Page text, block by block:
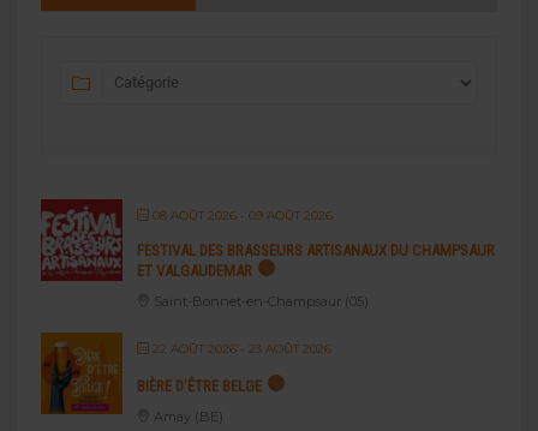
08 AOÛT 2026- 09 AOÛT 2026
FESTIVAL DES BRASSEURS ARTISANAUX DU CHAMPSAUR
ET VALGAUDEMAR
Saint-Bonnet-en-Champsaur (05)
22 AOÛT 2026- 23 AOÛT 2026
BIÈRE D’ÊTRE BELGE
Amay (BE)